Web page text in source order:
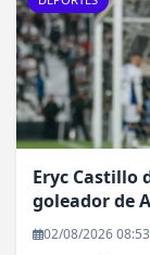
Eryc Castillo
goleador de
02/08/2026 08:53